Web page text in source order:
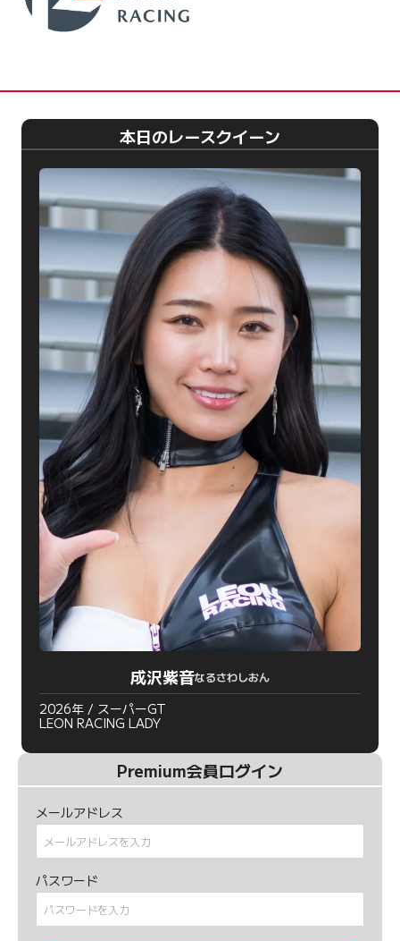
本日のレースクイーン
成沢紫音なるさわしおん
2026年 / スーパーGT
LEON RACING LADY
Premium会員ログイン
メールアドレス
パスワード